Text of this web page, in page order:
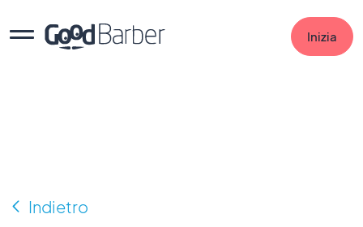
Inizia
Indietro